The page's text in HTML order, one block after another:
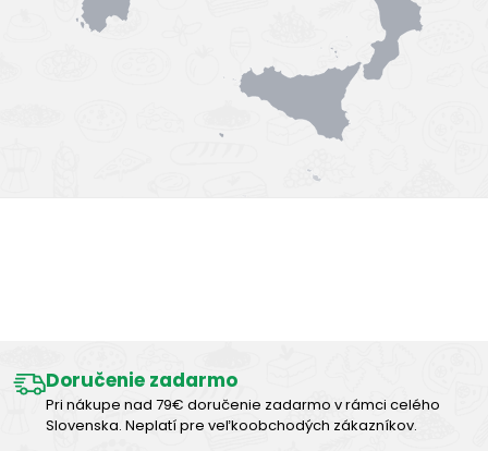
Doručenie zadarmo
Pri nákupe nad 79€ doručenie zadarmo v rámci celého
Slovenska. Neplatí pre veľkoobchodých zákazníkov.